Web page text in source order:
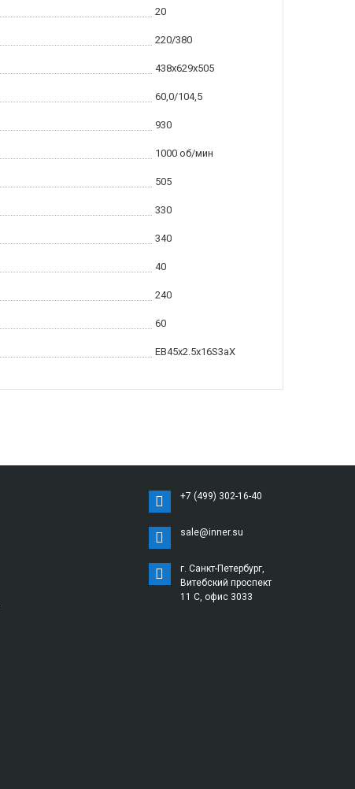
20
220/380
438x629x505
60,0/104,5
930
1000 об/мин
505
330
340
40
240
60
ЕВ45x2.5x16S3aX
+7 (499) 302-16-40
sale@inner.su
г. Санкт-Петербург,
Витебский проспект
11 С, офис 3033